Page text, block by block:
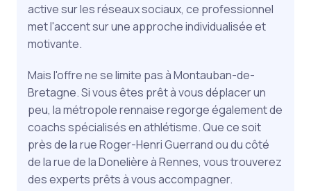
active sur les réseaux sociaux, ce professionnel
met l'accent sur une approche individualisée et
motivante.
Mais l'offre ne se limite pas à Montauban-de-
Bretagne. Si vous êtes prêt à vous déplacer un
peu, la métropole rennaise regorge également de
coachs spécialisés en athlétisme. Que ce soit
près de la rue Roger-Henri Guerrand ou du côté
de la rue de la Donelière à Rennes, vous trouverez
des experts prêts à vous accompagner.